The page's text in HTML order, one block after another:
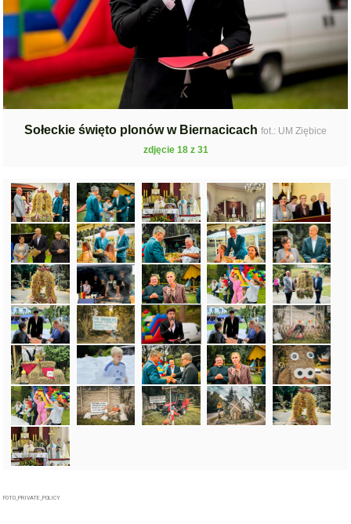
Sołeckie święto plonów w Biernacicach fot.: UM Ziębice
zdjęcie 18 z 31
FOTO_PRIVATE_POLICY